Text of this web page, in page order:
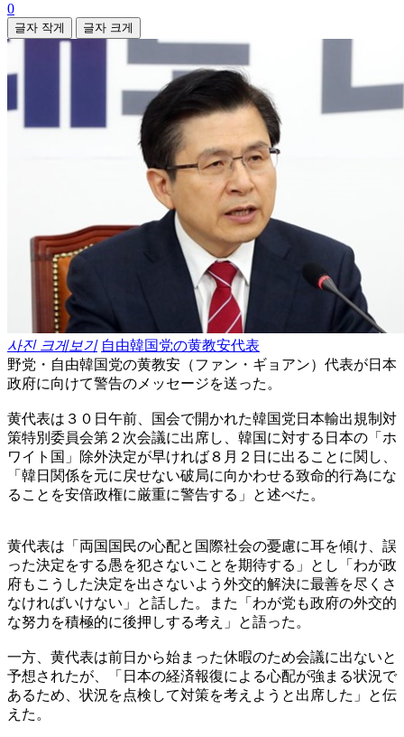
0
글자 작게 글자 크게
사진 크게보기 自由韓国党の黄教安代表
野党・自由韓国党の黄教安（ファン・ギョアン）代表が日本
政府に向けて警告のメッセージを送った。
黄代表は３０日午前、国会で開かれた韓国党日本輸出規制対
策特別委員会第２次会議に出席し、韓国に対する日本の「ホ
ワイト国」除外決定が早ければ８月２日に出ることに関し、
「韓日関係を元に戻せない破局に向かわせる致命的行為にな
ることを安倍政権に厳重に警告する」と述べた。
黄代表は「両国国民の心配と国際社会の憂慮に耳を傾け、誤
った決定をする愚を犯さないことを期待する」とし「わが政
府もこうした決定を出さないよう外交的解決に最善を尽くさ
なければいけない」と話した。また「わが党も政府の外交的
な努力を積極的に後押しする考え」と語った。
一方、黄代表は前日から始まった休暇のため会議に出ないと
予想されたが、「日本の経済報復による心配が強まる状況で
あるため、状況を点検して対策を考えようと出席した」と伝
えた。